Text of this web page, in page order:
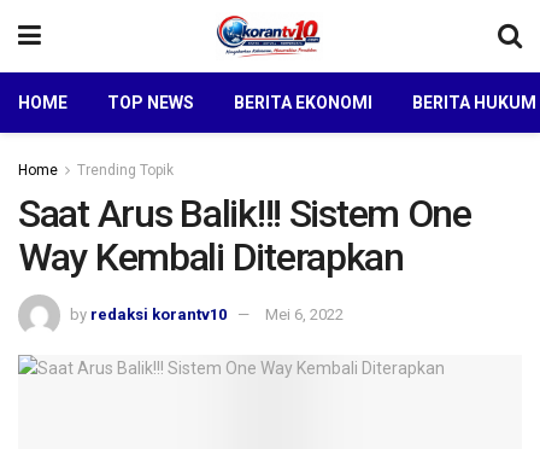
HOME TOP NEWS BERITA EKONOMI BERITA
Home Trending Topik
Saat Arus Balik!!! Sistem One
Way Kembali Diterapkan
by redaksi korantv10 Mei 6, 2022